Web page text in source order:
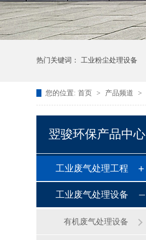
热门关键词： 工业粉尘处理设备
您的位置: 首页 > 产品频道 >
翌骏环保产品中心
工业废气处理工程
工业废气处理设备
有机废气处理设备